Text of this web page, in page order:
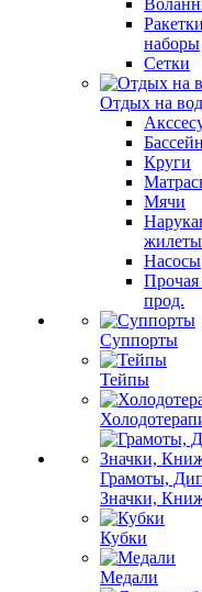
наборы
Сетки
Отдых на
Круги
Мячи
жилеты
Насосы
Прочая
прод.
Суппорты
Тейпы
Грамоты,
Значки,
Кубки
Медали